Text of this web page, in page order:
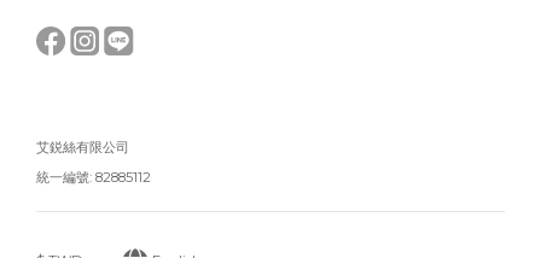
艾鋭絲有限公司
統一編號: 82885112